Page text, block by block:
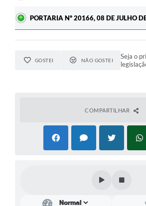
PORTARIA Nº 20166, 08 DE JULHO
GOSTEI NÃO GOSTEI
Seja o
COMPARTILHAR